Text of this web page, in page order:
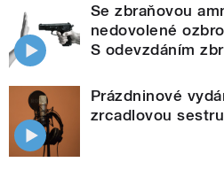
Se zbraňovou
nedovolené
S odevzdáním
Prázdninové
zrcadlovou